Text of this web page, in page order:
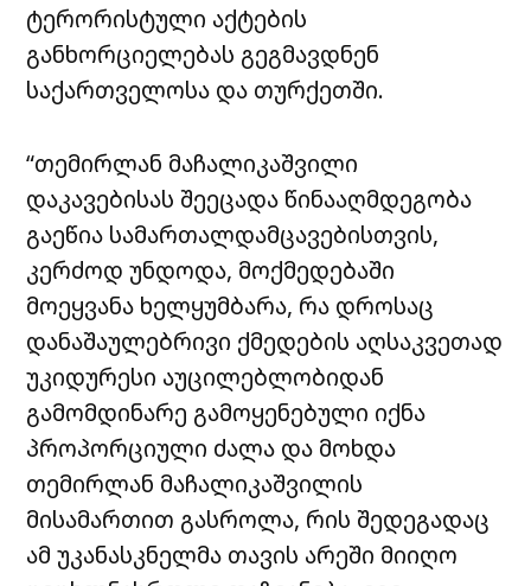
ტერორისტული აქტების
განხორციელებას გეგმავდნენ
საქართველოსა და თურქეთში.
“თემირლან მაჩალიკაშვილი
დაკავებისას შეეცადა წინააღმდეგობა
გაეწია სამართალდამცავებისთვის,
კერძოდ უნდოდა, მოქმედებაში
მოეყვანა ხელყუმბარა, რა დროსაც
დანაშაულებრივი ქმედების აღსაკვეთად
უკიდურესი აუცილებლობიდან
გამომდინარე გამოყენებული იქნა
პროპორციული ძალა და მოხდა
თემირლან მაჩალიკაშვილის
მისამართით გასროლა, რის შედეგადაც
ამ უკანასკნელმა თავის არეში მიიღო